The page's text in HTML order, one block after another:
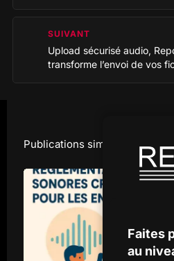
SUIVANT
Upload sécurisé audio,
transforme l’envoi de vos
Publications similaires
Faites
au